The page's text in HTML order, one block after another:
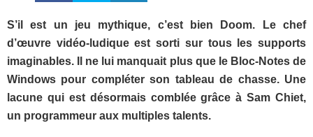
S’il est un jeu mythique, c’est bien Doom. Le chef
d’œuvre vidéo-ludique est sorti sur tous les supports
imaginables. Il ne lui manquait plus que le Bloc-Notes de
Windows pour compléter son tableau de chasse. Une
lacune qui est désormais comblée grâce à Sam Chiet,
un programmeur aux multiples talents.